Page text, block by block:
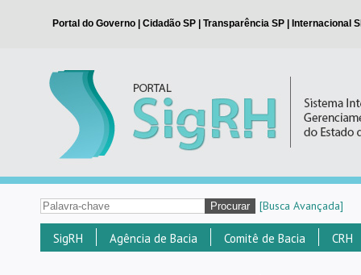
[Busca Avançada]
SigRH Agência de Bacia Comitê de Bacia CRH